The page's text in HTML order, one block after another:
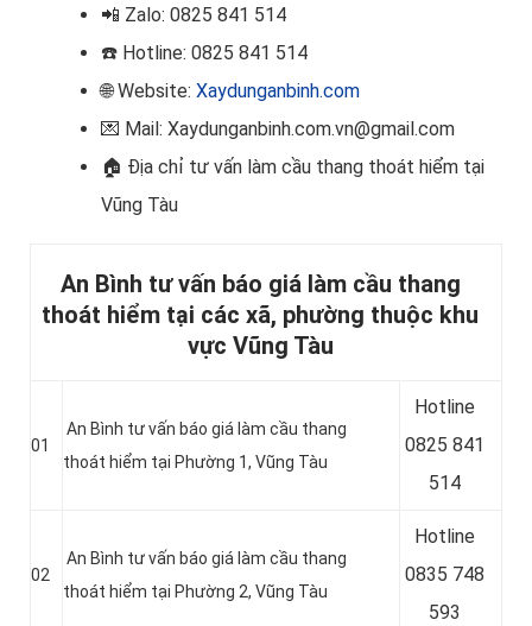
📲 Zalo: 0825 841 514
☎️ Hotline: 0825 841 514
🌐 Website: Xaydunganbinh.com
💌 Mail: Xaydunganbinh.com.vn@gmail.com
🏠 Địa chỉ tư vấn làm cầu thang thoát hiểm tại
Vũng Tàu
An Bình tư vấn báo giá làm cầu thang
thoát hiểm tại các xã, phường thuộc khu
vực Vũng Tàu
01
An Bình tư vấn báo giá làm cầu thang
thoát hiểm tại Phường 1, Vũng Tàu
Hotline
0825 841
514
02
An Bình tư vấn báo giá làm cầu thang
thoát hiểm tại Phường 2, Vũng Tàu
Hotline
0835 748
593